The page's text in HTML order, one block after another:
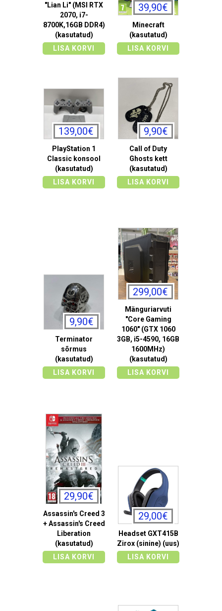
"Lian Li" (MSI RTX
2070, i7-
8700K,16GB DDR4)
(kasutatud)
LISA KORVI
39,90€
Minecraft
(kasutatud)
LISA KORVI
139,00€
PlayStation 1
Classic konsool
(kasutatud)
LISA KORVI
9,90€
Call of Duty
Ghosts kett
(kasutatud)
LISA KORVI
9,90€
Terminator
sõrmus
(kasutatud)
LISA KORVI
299,00€
Mänguriarvuti
"Core Gaming
1060" (GTX 1060
3GB, i5-4590, 16GB
1600MHz)
(kasutatud)
LISA KORVI
29,90€
Assassin's Creed 3
+ Assassin's Creed
Liberation
(kasutatud)
LISA KORVI
29,00€
Headset GXT415B
Zirox (sinine) (uus)
LISA KORVI